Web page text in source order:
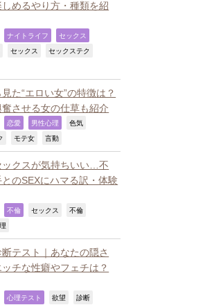
しめるやり方・種類を紹
ナイトライフ セックス
セックス セックステク
た“エロい女”の特徴は？
奮させる女の仕草も紹介
恋愛 男性心理 色気
モテ女 言動
ックスが気持ちいい…不
のSEXにハマる訳・体験
不倫 セックス 不倫
テスト｜あなたの隠さ
ッチな性癖やフェチは？
心理テスト 欲望 診断